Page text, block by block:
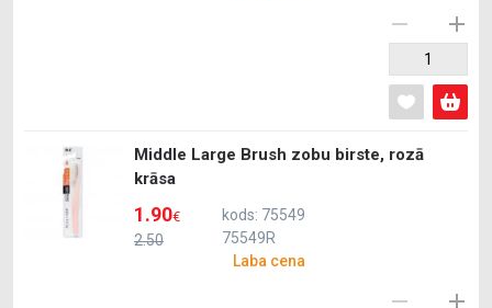
Middle Large Brush zobu birste, rozā
krāsa
2.50
1.90€
kods: 75549
75549R
Laba cena